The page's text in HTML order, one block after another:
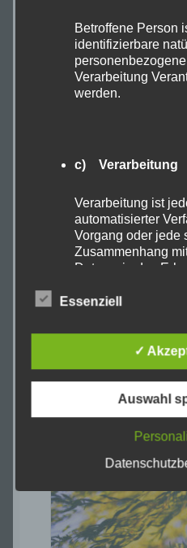
Betroffene Person
identifizierbare
Verarbeitung
werden.
c) Verarbeitung
Verarbeitung ist
automatisierter
Vorgang oder jede
Zusammenhang
Daten wie das
die Anpassung
die Offenlegung
Verbreitung oder
Verknüpfung, die
Löschen oder die
d)
Einschränkung der
Markierung
Essenziell
✓
Auswahl